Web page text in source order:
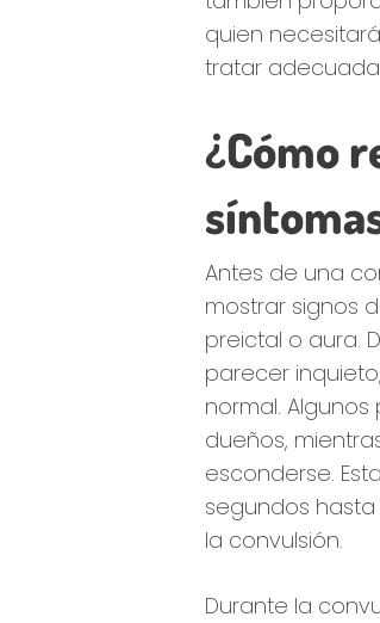
quien
tratar
¿Cómo
Antes de una
mostrar signos
preictal o aura.
parecer
normal.
dueños,
esconderse.
segundos
la convulsión.
Durante la